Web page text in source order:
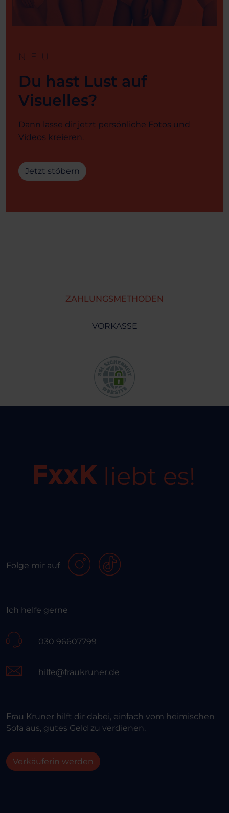
NEU
Du hast Lust auf
Visuelles?
Dann lasse dir jetzt persönliche Fotos und
Videos kreieren.
Jetzt stöbern
ZAHLUNGSMETHODEN
VORKASSE
liebt es!
Folge mir auf
Ich helfe gerne
030 96607799
hilfe@fraukruner.de
Frau Kruner hilft dir dabei, einfach vom heimischen
Sofa aus, gutes Geld zu verdienen.
Verkäuferin werden